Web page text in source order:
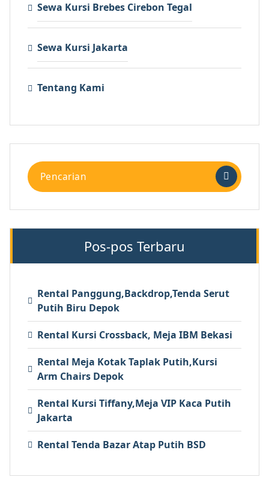
Sewa Kursi Brebes Cirebon Tegal
Sewa Kursi Jakarta
Tentang Kami
Pencarian
untuk:
Pos-pos Terbaru
Rental Panggung,Backdrop,Tenda Serut
Putih Biru Depok
Rental Kursi Crossback, Meja IBM Bekasi
Rental Meja Kotak Taplak Putih,Kursi
Arm Chairs Depok
Rental Kursi Tiffany,Meja VIP Kaca Putih
Jakarta
Rental Tenda Bazar Atap Putih BSD